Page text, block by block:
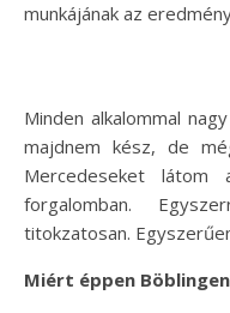
munkájának az
Minden alkalommal
majdnem kész, de
Mercedeseket látom
forgalomban.
titokzatosan.
Miért éppen